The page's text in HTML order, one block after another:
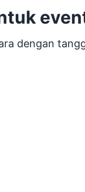
dengan